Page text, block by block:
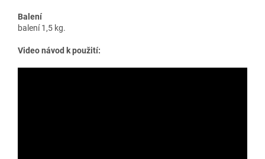
Balení
balení 1,5 kg.
Video návod k použití: